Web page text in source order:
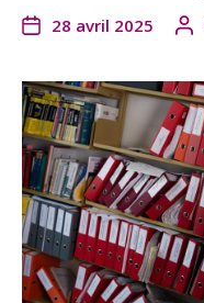
28 avril 2025